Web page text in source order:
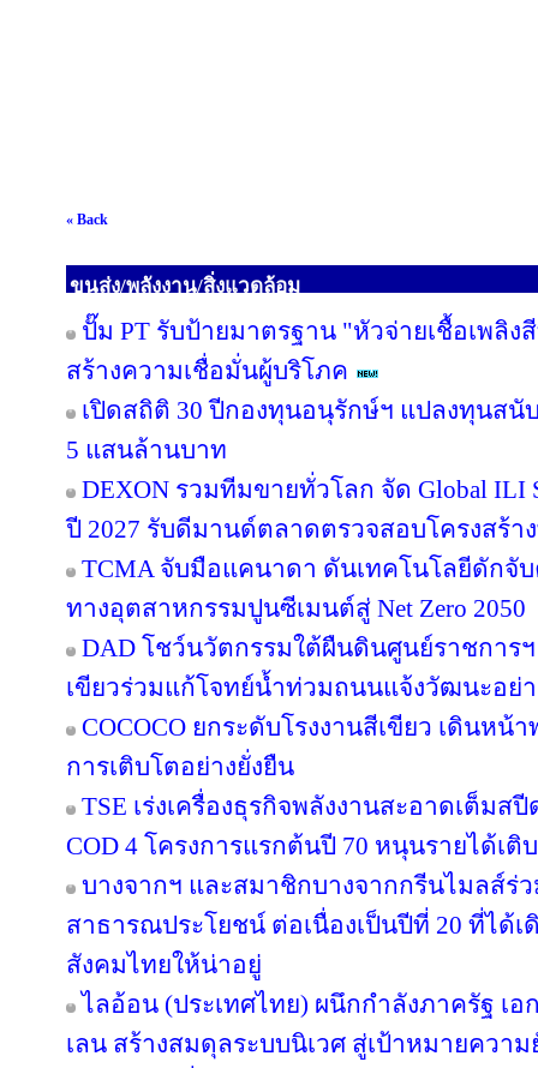
« Back
ขนส่ง/พลังงาน/สิ่งแวดล้อม
ปั๊ม PT รับป้ายมาตรฐาน "หัวจ่ายเชื้อเพลิง
สร้างความเชื่อมั่นผู้บริโภค
เปิดสถิติ 30 ปีกองทุนอนุรักษ์ฯ แปลงทุนส
5 แสนล้านบาท
DEXON รวมทีมขายทั่วโลก จัด Global ILI
ปี 2027 รับดีมานด์ตลาดตรวจสอบโครงสร้
TCMA จับมือแคนาดา ดันเทคโนโลยีดักจั
ทางอุตสาหกรรมปูนซีเมนต์สู่ Net Zero 2050
DAD โชว์นวัตกรรมใต้ผืนดินศูนย์ราชการ
เขียวร่วมแก้โจทย์น้ำท่วมถนนแจ้งวัฒนะอย่า
COCOCO ยกระดับโรงงานสีเขียว เดินห
การเติบโตอย่างยั่งยืน
TSE เร่งเครื่องธุรกิจพลังงานสะอาดเต็มส
COD 4 โครงการแรกต้นปี 70 หนุนรายได้เติ
บางจากฯ และสมาชิกบางจากกรีนไมลส์ร่
สาธารณประโยชน์ ต่อเนื่องเป็นปีที่ 20 ที่ได้เ
สังคมไทยให้น่าอยู่
ไลอ้อน (ประเทศไทย) ผนึกกำลังภาครัฐ
เลน สร้างสมดุลระบบนิเวศ สู่เป้าหมายความ